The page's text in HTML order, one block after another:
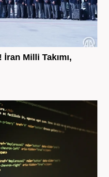
Milli Takımı,